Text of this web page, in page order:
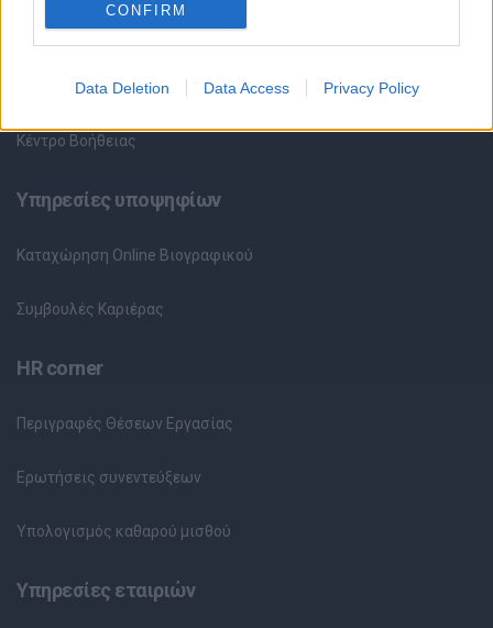
CONFIRM
Data Deletion Data Access Privacy Policy
Θέσεις Εργασίας ανά Ειδικότητα
Θέσεις Εργασίας ανά Εταιρεία
Κέντρο Βοήθειας
Υπηρεσίες υποψηφίων
Καταχώρηση Online Βιογραφικού
Συμβουλές Καριέρας
HR corner
Περιγραφές Θέσεων Εργασίας
Ερωτήσεις συνεντεύξεων
Υπολογισμός καθαρού μισθού
Υπηρεσίες εταιριών